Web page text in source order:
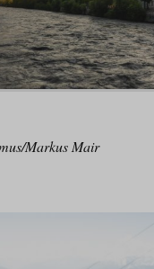
Markus Mair